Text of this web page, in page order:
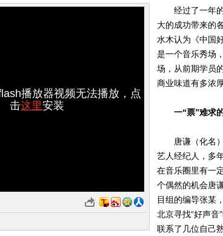
播放器视频无法播放，点
击这里安装
经过了一年的
大的成功带来的
水木认为《中国
是一个音乐秀场
场，从前期学员
商业味道有多浓厚
一“票”难求
唐谦（化名）
艺人经纪人，多
在音乐圈里有一
个偶然的机会唐
目组的编导张某
北京寻找“好声音
联系了几位自己